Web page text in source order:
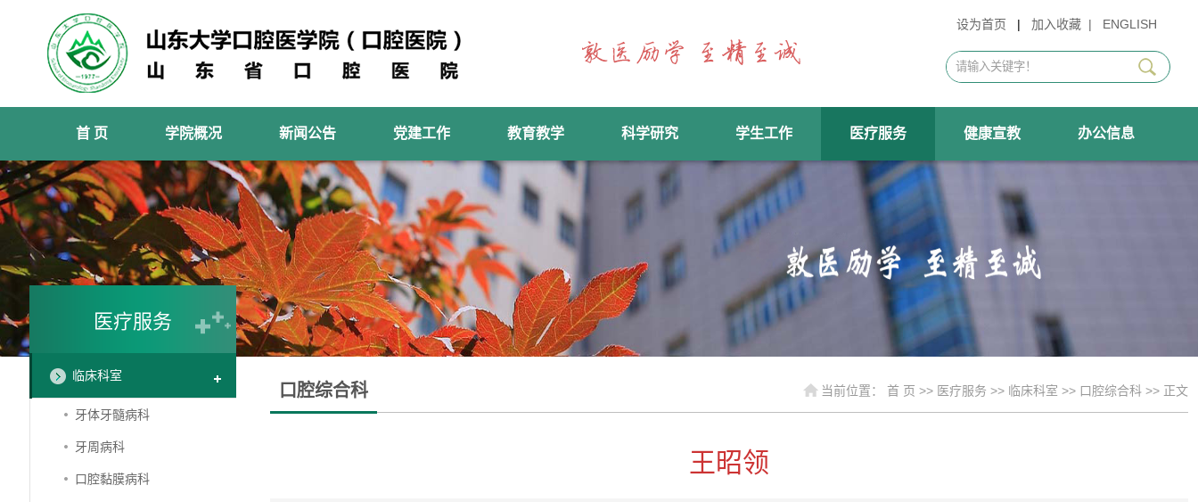
设为首页 | 加入收藏 | ENGLISH
首 页 学院概况 新闻公告 党建工作 教育教学 科学研究 学生工作 医疗服务 健康宣教 办公信息
医疗服务
临床科室
牙体牙髓病科
牙周病科
口腔黏膜病科
口腔综合科 当前位置： 首 页 >> 医疗服务 >> 临床科室 >> 口腔综合科 >> 正文
王昭领